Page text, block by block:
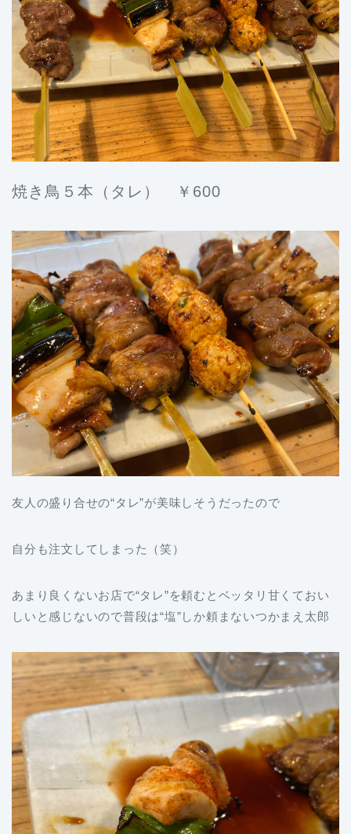
焼き鳥５本（タレ） ￥600
友人の盛り合せの“タレ”が美味しそうだったので
自分も注文してしまった（笑）
あまり良くないお店で“タレ”を頼むとベッタリ甘くておい
しいと感じないので普段は“塩”しか頼まないつかまえ太郎